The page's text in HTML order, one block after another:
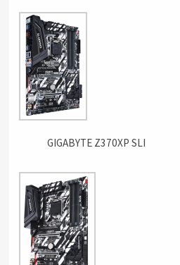
GIGABYTE Z370XP SLI